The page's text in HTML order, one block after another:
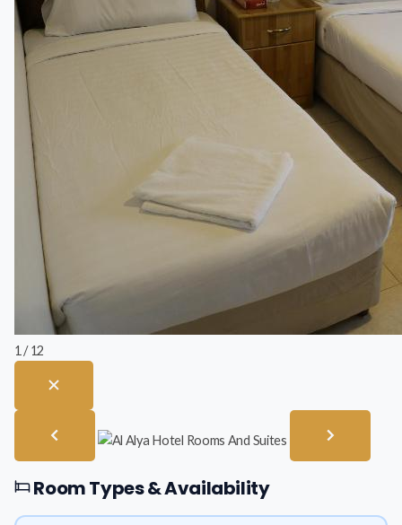
1 / 12
Room Types & Availability